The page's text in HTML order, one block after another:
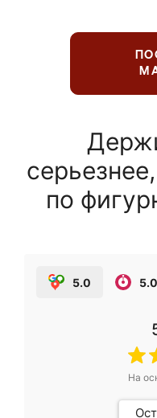
по
5.0 5.0
На